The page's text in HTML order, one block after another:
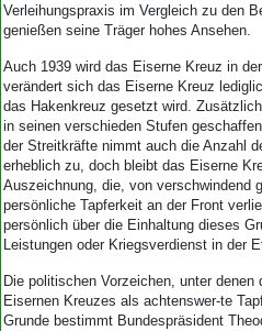
Verleihungspraxis im Vergleich zu den
genießen seine Träger hohes Ansehen.
Auch 1939 wird das Eiserne Kreuz in
verändert sich das Eiserne Kreuz
das Hakenkreuz gesetzt wird.
in seinen verschieden Stufen
der Streitkräfte nimmt auch die Anzahl
erheblich zu, doch bleibt das Eiserne
Auszeichnung, die, von verschwindend
persönliche Tapferkeit an der Front
persönlich über die Einhaltung dieses
Leistungen oder Kriegsverdienst in der
Die politischen Vorzeichen, unter
Eisernen Kreuzes als achtenswer-te
Grunde bestimmt Bundespräsident